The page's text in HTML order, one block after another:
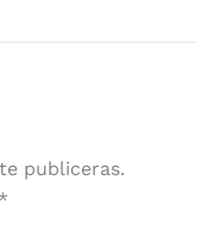
publiceras.
*